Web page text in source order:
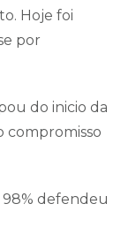
Hoje foi
por
do inicio da
compromisso
98% defendeu